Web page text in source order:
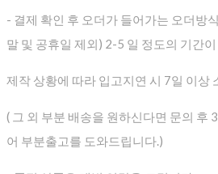
- 결제 확인 후 오더가 들어가는 오더방
말 및 공휴일 제외) 2-5 일 정도의 기간
제작 상황에 따라 입고지연 시 7일 이상
( 그 외 부분 배송을 원하신다면 문의 후
어 부분출고를 도와드립니다.)